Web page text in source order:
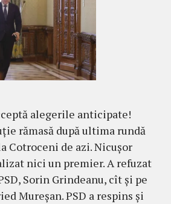
alegerile anticipate!
rămasă după ultima rundă
Cotroceni de azi. Nicușor
nici un premier. A refuzat
Sorin Grindeanu, cît și pe
Mureșan. PSD a respins și